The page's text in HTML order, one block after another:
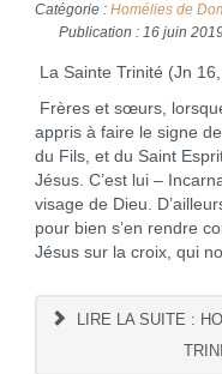
Catégorie : Homélies de
Publication : 16 juin
La Sainte Trinité (Jn
Frères et sœurs,
appris à faire le signe
du Fils, et du Saint
Jésus. C’est lui –
visage de Dieu.
pour bien s’en rendre
Jésus sur la croix, qui
LIRE LA SUITE :